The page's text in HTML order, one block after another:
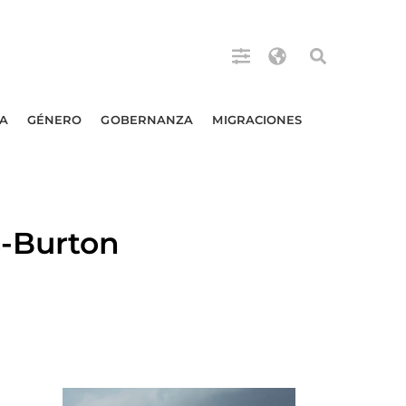
GÉNERO GOBERNANZA MIGRACIONES
Burton